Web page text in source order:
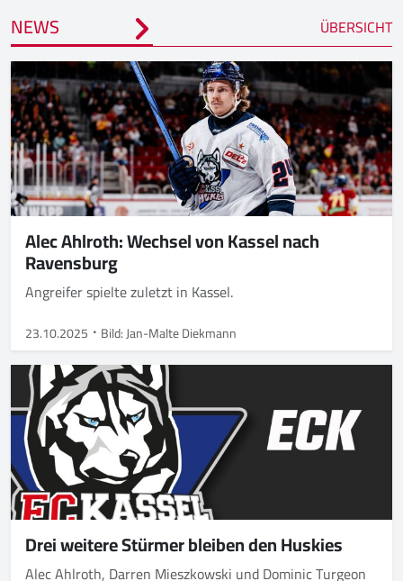
NEWS ÜBERSICHT
Alec Ahlroth: Wechsel von Kassel nach
Ravensburg
Angreifer spielte zuletzt in Kassel.
23.10.2025 Bild: Jan-Malte Diekmann
Drei weitere Stürmer bleiben den Huskies
Alec Ahlroth, Darren Mieszkowski und Dominic Turgeon